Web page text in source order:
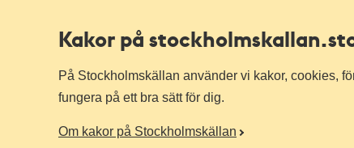
Kakor på stockholmskallan
På Stockholmskällan använder vi kakor, cookies,
fungera på ett bra sätt för dig.
Om kakor på Stockholmskällan